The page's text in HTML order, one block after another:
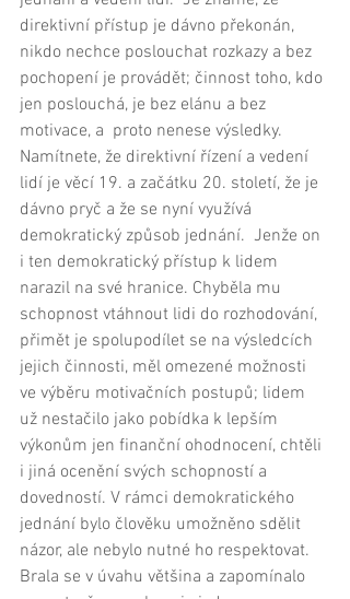
direktivní přístup je dávno překonán,
nikdo nechce poslouchat rozkazy a bez
pochopení je provádět; činnost toho, kdo
jen poslouchá, je bez elánu a bez
motivace, a  proto nenese výsledky.
Namítnete, že direktivní řízení a vedení
lidí je věcí 19. a začátku 20. století, že je
dávno pryč a že se nyní využívá
demokratický způsob jednání.  Jenže on
i ten demokratický přístup k lidem
narazil na své hranice. Chyběla mu
schopnost vtáhnout lidi do rozhodování,
přimět je spolupodílet se na výsledcích
jejich činnosti, měl omezené možnosti
ve výběru motivačních postupů; lidem
už nestačilo jako pobídka k lepším
výkonům jen finanční ohodnocení, chtěli
i jiná ocenění svých schopností a
dovedností. V rámci demokratického
jednání bylo člověku umožněno sdělit
názor, ale nebylo nutné ho respektovat.
Brala se v úvahu většina a zapomínalo